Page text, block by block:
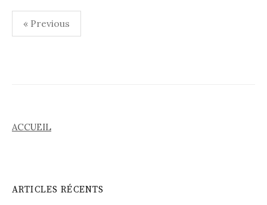
g
i
« Previous
ACCUEIL
ARTICLES RÉCENTS